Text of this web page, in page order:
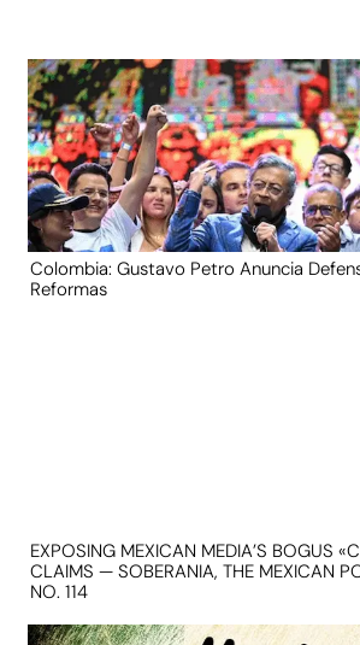
Colombia: Gustavo Petro Anuncia
Reformas
EXPOSING MEXICAN MEDIA’S BOGUS
CLAIMS — SOBERANIA, THE MEXICAN
NO. 114